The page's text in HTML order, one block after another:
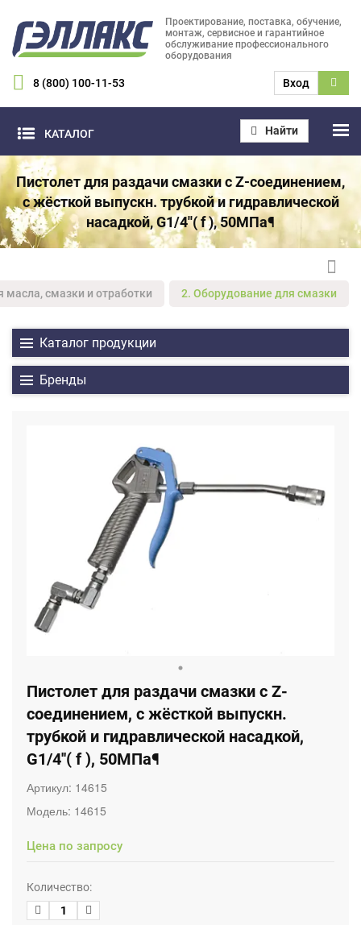
Проектирование, поставка, обучение,
монтаж, сервисное и гарантийное
обслуживание профессионального
оборудования
8 (800) 100-11-53 Вход
КАТАЛОГ Найти
Пистолет для раздачи смазки с Z-соединением,
с жёсткой выпускн. трубкой и гидравлической
насадкой, G1/4''( f ), 50МПа¶
смазки и отработки 2. Оборудование для смазки
Каталог продукции
Бренды
Пистолет для раздачи смазки с Z-
соединением, с жёсткой выпускн.
трубкой и гидравлической насадкой,
G1/4''( f ), 50МПа¶
Артикул: 14615
Модель: 14615
Цена по запросу
Количество: